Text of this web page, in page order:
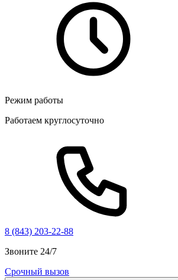
Режим работы
Работаем круглосуточно
8 (843) 203-22-88
Звоните 24/7
Срочный вызов